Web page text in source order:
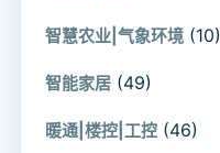
智慧农业|气象环境 (10)
智能家居 (49)
暖通|楼控|工控 (46)